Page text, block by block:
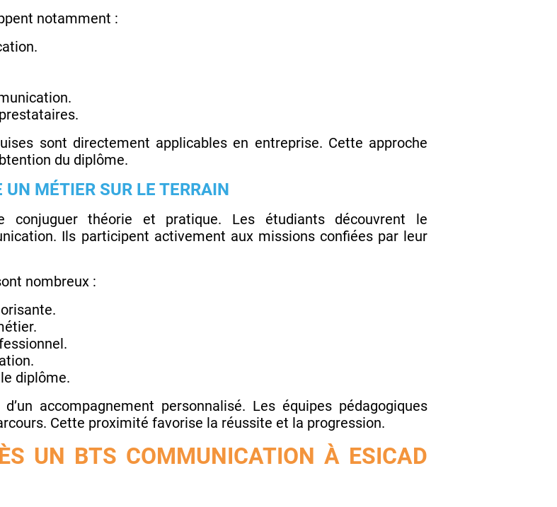
notamment :
sont directement applicables en entreprise. Cette approche
du diplôme.
UN MÉTIER SUR LE TERRAIN
conjuguer théorie et pratique. Les étudiants découvrent le
Ils participent activement aux missions confiées par leur
nombreux :
diplôme.
d’un accompagnement personnalisé. Les équipes pédagogiques
Cette proximité favorise la réussite et la progression.
UN BTS COMMUNICATION À ESICAD